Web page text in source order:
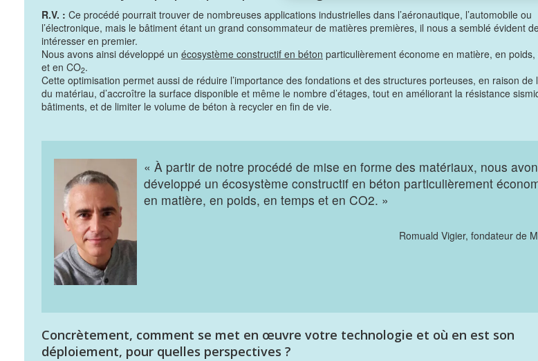
R.V. : Ce procédé pourrait trouver de nombreuses applications industrielles dans l’aéronautique, l’automobile ou
l’électronique, mais le bâtiment étant un grand consommateur de matières premières, il nous a semblé évident
intéresser en premier.
Nous avons ainsi développé un écosystème constructif en béton particulièrement économe en matière, en
et en CO2.
Cette optimisation permet aussi de réduire l’importance des fondations et des structures porteuses, en raison de
du matériau, d’accroître la surface disponible et même le nombre d’étages, tout en améliorant la résistance
bâtiments, et de limiter le volume de béton à recycler en fin de vie.
« À partir de notre procédé de mise en forme des matériaux, nous
développé un écosystème constructif en béton particulièrement
en matière, en poids, en temps et en CO2. »
Romuald Vigier, fondateur de
Concrètement, comment se met en œuvre votre technologie et où en est son
déploiement, pour quelles perspectives ?